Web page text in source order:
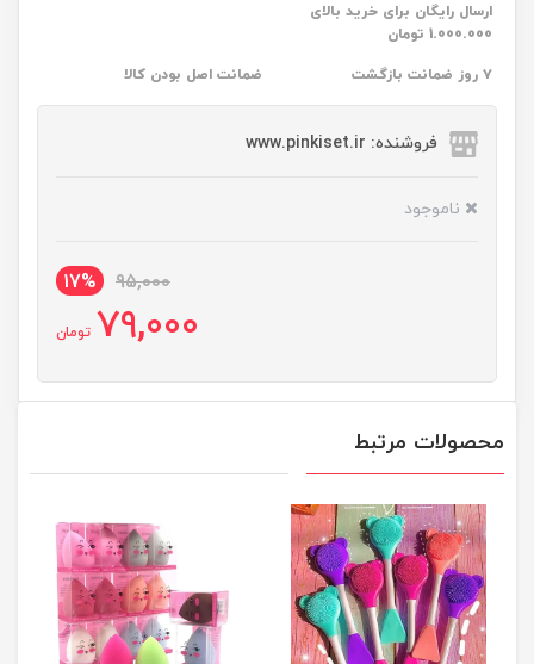
ارسال رایگان برای خرید بالای
1.000.000 تومان
۷ روز ضمانت بازگشت ضمانت اصل بودن کالا
فروشنده: www.pinkiset.ir
ناموجود
95,000
17%
79,000 تومان
محصولات مرتبط